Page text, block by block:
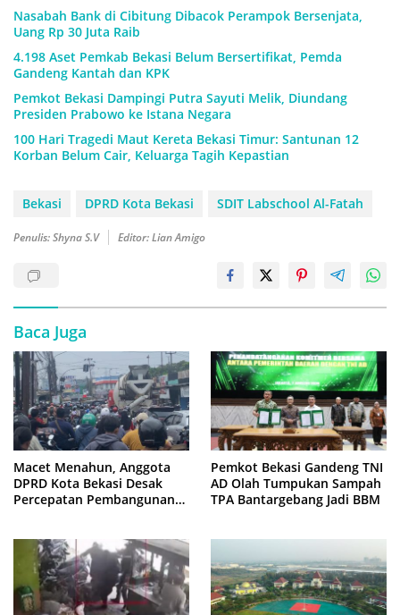
Nasabah Bank di Cibitung Dibacok Perampok Bersenjata,
Uang Rp 30 Juta Raib
4.198 Aset Pemkab Bekasi Belum Bersertifikat, Pemda
Gandeng Kantah dan KPK
Pemkot Bekasi Dampingi Putra Sayuti Melik, Diundang
Presiden Prabowo ke Istana Negara
100 Hari Tragedi Maut Kereta Bekasi Timur: Santunan 12
Korban Belum Cair, Keluarga Tagih Kepastian
Bekasi DPRD Kota Bekasi SDIT Labschool Al-Fatah
Penulis: Shyna S.V Editor: Lian Amigo
Baca Juga
Macet Menahun, Anggota
DPRD Kota Bekasi Desak
Percepatan Pembangunan
Pemkot Bekasi Gandeng TNI
AD Olah Tumpukan Sampah
TPA Bantargebang Jadi BBM